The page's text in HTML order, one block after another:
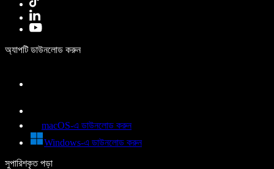
অ্যাপটি ডাউনলোড করুন
macOS-এ ডাউনলোড করুন
Windows-এ ডাউনলোড করুন
সুপারিশকৃত পড়া